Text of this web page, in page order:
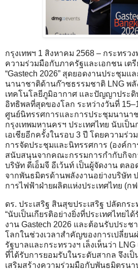
กรุงเทพฯ 1 สิงหาคม 2568 – กระทรว
ความร่วมมือกับภาครัฐและเอกชน เตรี
“Gastech 2026” สุดยอดงานประชุมแ
นานาชาติด้านก๊าซธรรมชาติ LNG พลั
เทคโนโลยีภูมิอากาศ และปัญญาประดิ
อิทธิพลที่สุดของโลก ระหว่างวันที่
ศูนย์นิทรรศการและการประชุมนานาช
กรุงเทพมหานครฯ ประเทศไทย นับเป็
เอเชียอีกครั้งในรอบ 3 ปี โดยความร่ว
การจัดประชุมและนิทรรศการ (องค์ก
สนับสนุนจากคณะกรรมการกำกับกิจก
บริษัท ดีเอ็มจี อีเว้นท์ เป็นผู้จัดงาน ตล
จากพันธมิตรด้านพลังงานอย่างบริษัท
การไฟฟ้าฝ่ายผลิตแห่งประเทศไทย (ก
ดร. ประเสริฐ สินสุขประเสริฐ ปลัดกร
“นับเป็นเกียรติอย่างยิ่งที่ประเทศไทยไ
งาน Gastech 2026 และต้อนรับประ
โลกในช่วงเวลาสำคัญของการเปลี่ยน
รัฐบาลและกระทรวงฯ เล็งเห็นว่า
ที่ได้รับการยอมรับในระดับสากล จึงเ
เสริมสร้างความร่วมมือกับพันธมิตรน